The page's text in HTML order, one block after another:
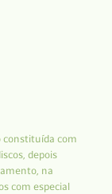
constituída com
depois
na
com especial